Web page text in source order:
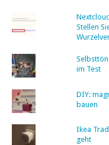
Stellen
im Test
DIY:
bauen
Ikea
geht